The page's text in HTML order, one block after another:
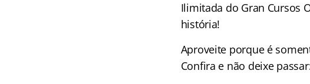
Ilimitada do Gran Cursos
história!
Aproveite porque é
Confira e não deixe